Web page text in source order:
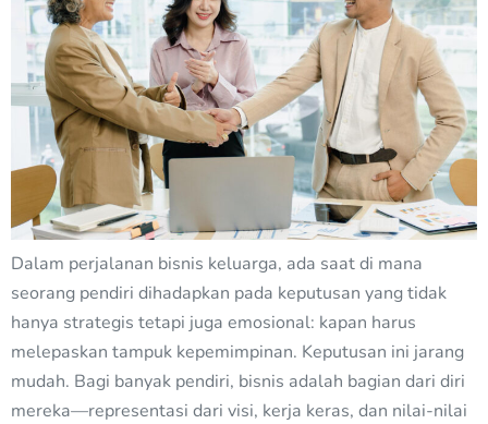
Dalam perjalanan bisnis keluarga, ada saat di mana
seorang pendiri dihadapkan pada keputusan yang tidak
hanya strategis tetapi juga emosional: kapan harus
melepaskan tampuk kepemimpinan. Keputusan ini jarang
mudah. Bagi banyak pendiri, bisnis adalah bagian dari diri
mereka—representasi dari visi, kerja keras, dan nilai-nilai